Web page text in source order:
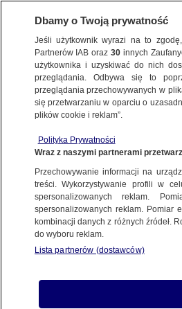
POLSKA
elektroniczna. Prace w
rozpocząć w marcu
12.12.2022, 08:44
Udostępnij
Dbamy o Twoją prywatność
Jeśli użytkownik wyrazi na to
Partnerów IAB oraz30 innych
użytkownika i uzyskiwać do nich
przeglądania. Odbywa się to
przeglądania przechowywanych w
się przetwarzaniu w oparciu o
plików cookie i reklam”.
Polityka Prywatności
Wraz z naszymi partnerami
Przechowywanie informacji na
treści. Wykorzystywanie profili w
spersonalizowanych reklam.
spersonalizowanych reklam. Pomiar
kombinacji danych z różnych źródeł.
do wyboru reklam.
Lista partnerów (dostawców)